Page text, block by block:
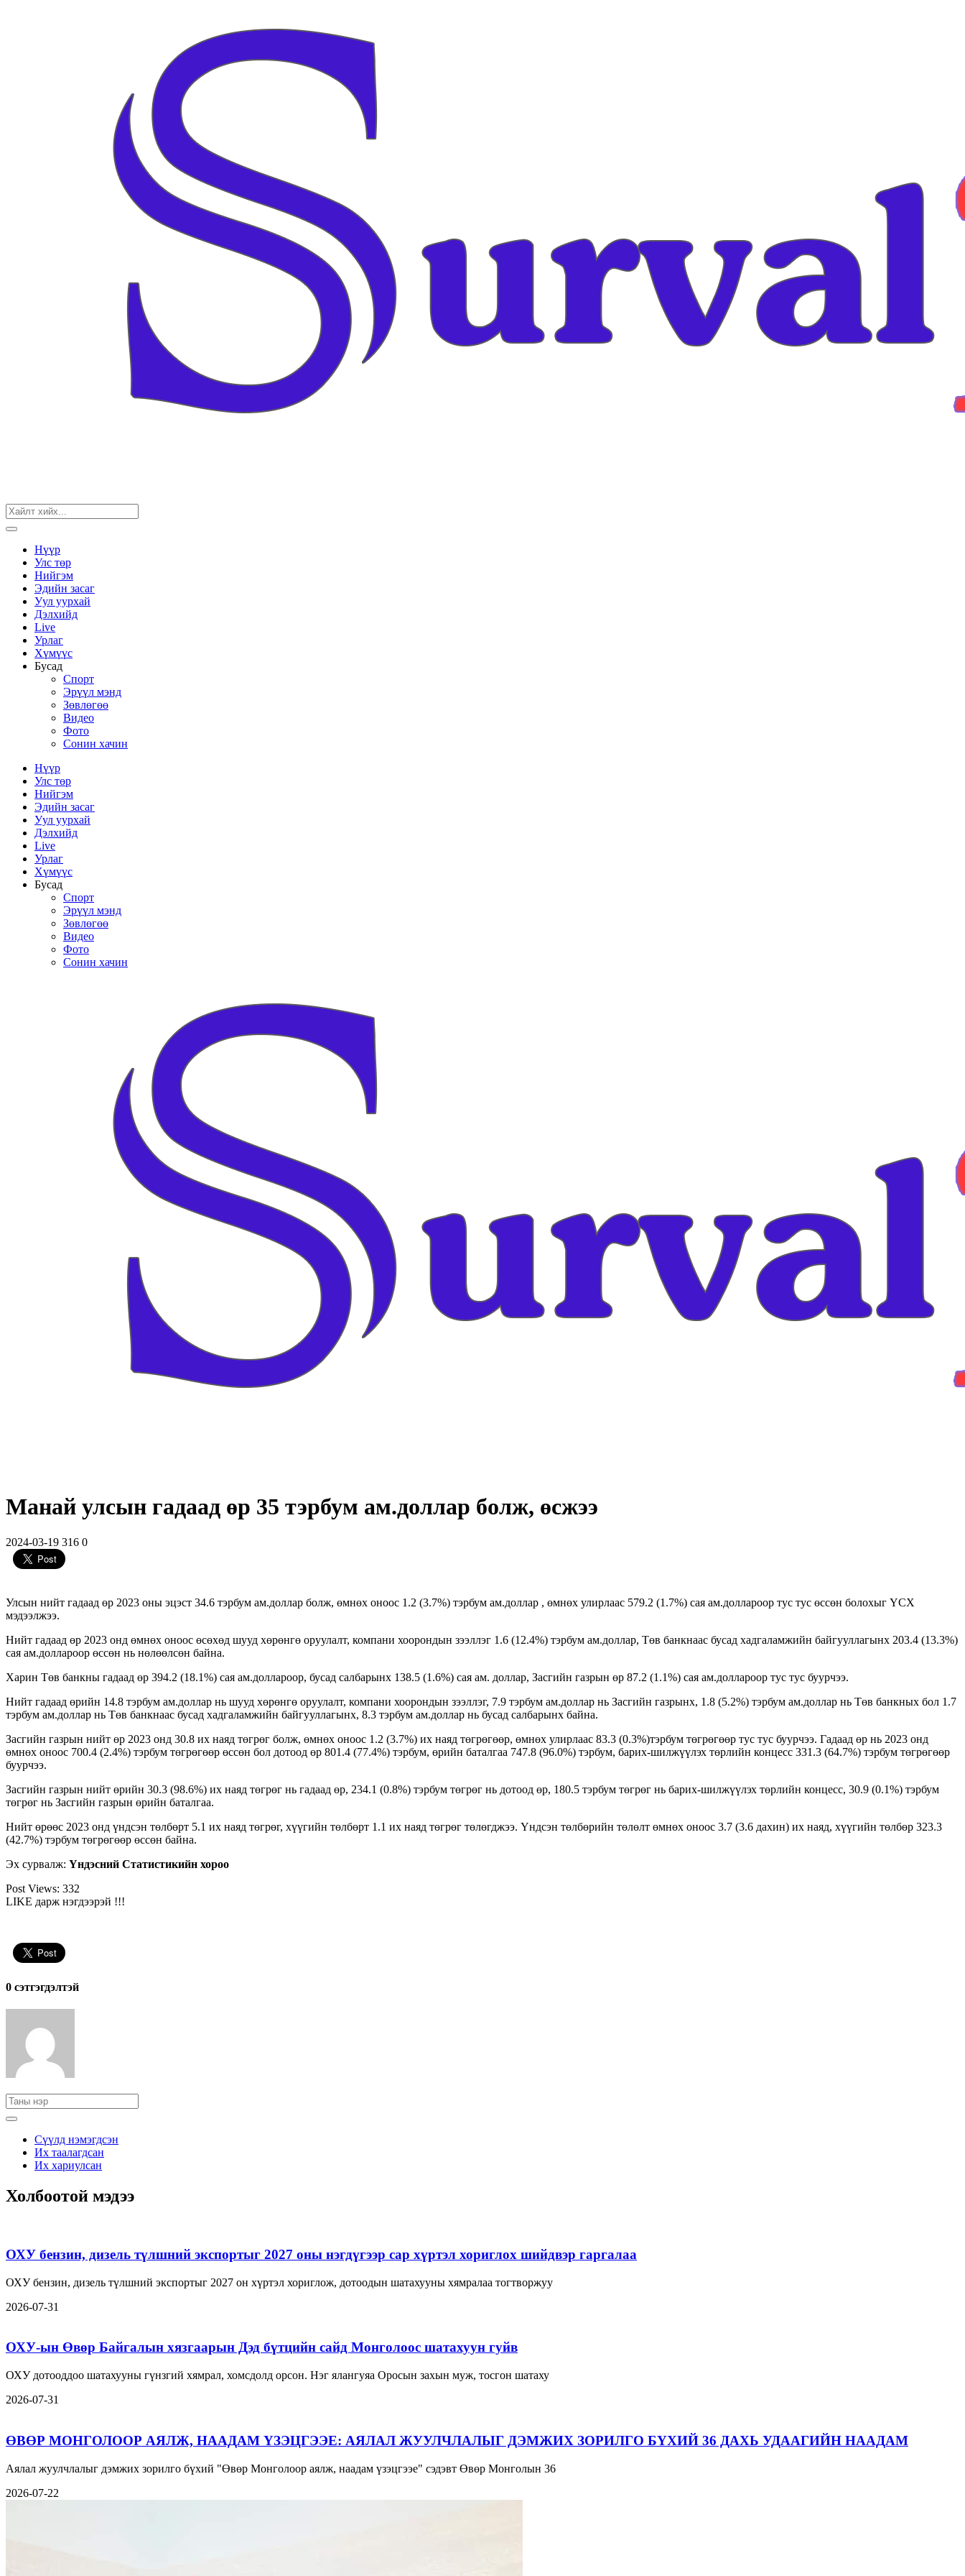
Нүүр
Улс төр
Нийгэм
Эдийн засаг
Уул уурхай
Дэлхийд
Live
Урлаг
Хүмүүс
Бусад
Спорт
Эрүүл мэнд
Зөвлөгөө
Видео
Фото
Сонин хачин
Нүүр
Улс төр
Нийгэм
Эдийн засаг
Уул уурхай
Дэлхийд
Live
Урлаг
Хүмүүс
Бусад
Спорт
Эрүүл мэнд
Зөвлөгөө
Видео
Фото
Сонин хачин
Манай улсын гадаад өр 35 тэрбум ам.доллар болж, өсжээ
2024-03-19 316 0
Улсын нийт гадаад өр 2023 оны эцэст 34.6 тэрбум ам.доллар болж, өмнөх оноос 1.2 (3.7%) тэрбум ам.доллар , өмнөх улирлаас 579.2 (1.7%) сая ам.доллароор тус тус өссөн болохыг ҮСХ
мэдээлжээ.
Нийт гадаад өр 2023 онд өмнөх оноос өсөхөд шууд хөрөнгө оруулалт, компани хоорондын зээллэг 1.6 (12.4%) тэрбум ам.доллар, Төв банкнаас бусад хадгаламжийн байгууллагынх 203.4 (13.3%)
сая ам.доллароор өссөн нь нөлөөлсөн байна.
Харин Төв банкны гадаад өр 394.2 (18.1%) сая ам.доллароор, бусад салбарынх 138.5 (1.6%) сая ам. доллар, Засгийн газрын өр 87.2 (1.1%) сая ам.доллароор тус тус буурчээ.
Нийт гадаад өрийн 14.8 тэрбум ам.доллар нь шууд хөрөнгө оруулалт, компани хоорондын зээллэг, 7.9 тэрбум ам.доллар нь Засгийн газрынх, 1.8 (5.2%) тэрбум ам.доллар нь Төв банкных бол 1.7
тэрбум ам.доллар нь Төв банкнаас бусад хадгаламжийн байгууллагынх, 8.3 тэрбум ам.доллар нь бусад салбарынх байна.
Засгийн газрын нийт өр 2023 онд 30.8 их наяд төгрөг болж, өмнөх оноос 1.2 (3.7%) их наяд төгрөгөөр, өмнөх улирлаас 83.3 (0.3%)тэрбум төгрөгөөр тус тус буурчээ. Гадаад өр нь 2023 онд
өмнөх оноос 700.4 (2.4%) тэрбум төгрөгөөр өссөн бол дотоод өр 801.4 (77.4%) тэрбум, өрийн баталгаа 747.8 (96.0%) тэрбум, барих-шилжүүлэх төрлийн концесс 331.3 (64.7%) тэрбум төгрөгөөр
буурчээ.
Засгийн газрын нийт өрийн 30.3 (98.6%) их наяд төгрөг нь гадаад өр, 234.1 (0.8%) тэрбум төгрөг нь дотоод өр, 180.5 тэрбум төгрөг нь барих-шилжүүлэх төрлийн концесс, 30.9 (0.1%) тэрбум
төгрөг нь Засгийн газрын өрийн баталгаа.
Нийт өрөөс 2023 онд үндсэн төлбөрт 5.1 их наяд төгрөг, хүүгийн төлбөрт 1.1 их наяд төгрөг төлөгджээ. Үндсэн төлбөрийн төлөлт өмнөх оноос 3.7 (3.6 дахин) их наяд, хүүгийн төлбөр 323.3
(42.7%) тэрбум төгрөгөөр өссөн байна.
Эх сурвалж: Үндэсний Статистикийн хороо
Post Views: 332
LIKE дарж нэгдээрэй !!!
0 cэтгэгдэлтэй
Сүүлд нэмэгдсэн
Их таалагдсан
Их хариулсан
Холбоотой мэдээ
ОХУ бензин, дизель түлшний экспортыг 2027 оны нэгдүгээр сар хүртэл хориглох шийдвэр гаргалаа
ОХУ бензин, дизель түлшний экспортыг 2027 он хүртэл хориглож, дотоодын шатахууны хямралаа тогтворжуу
2026-07-31
ОХУ-ын Өвөр Байгалын хязгаарын Дэд бүтцийн сайд Монголоос шатахуун гуйв
ОХУ дотооддоо шатахууны гүнзгий хямрал, хомсдолд орсон. Нэг ялангуяа Оросын захын муж, тосгон шатаху
2026-07-31
ӨВӨР МОНГОЛООР АЯЛЖ, НААДАМ ҮЗЭЦГЭЭЕ: АЯЛАЛ ЖУУЛЧЛАЛЫГ ДЭМЖИХ ЗОРИЛГО БҮХИЙ 36 ДАХЬ УДААГИЙН НААДАМ
Аялал жуулчлалыг дэмжих зорилго бүхий "Өвөр Монголоор аялж, наадам үзэцгээе" сэдэвт Өвөр Монголын 36
2026-07-22